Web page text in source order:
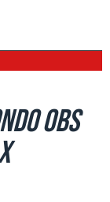
OBS